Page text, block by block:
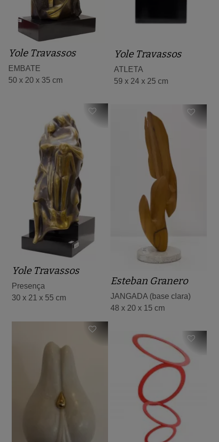
Yole Travassos
ATLETA
59 x 24 x 25 cm
Yole Travassos
EMBATE
50 x 20 x 35 cm
Yole Travassos
Presença
30 x 21 x 55 cm
Esteban Granero
JANGADA (base clara)
48 x 20 x 15 cm